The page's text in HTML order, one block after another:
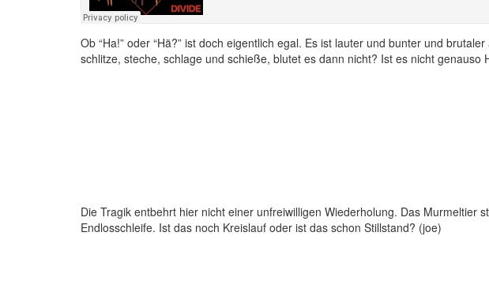
Ob “Ha!” oder “Hä?” ist doch eigentlich egal. Es ist lauter und bunter und
schlitze, steche, schlage und schieße, blutet es dann nicht? Ist es nicht
Die Tragik entbehrt hier nicht einer unfreiwilligen Wiederholung. Das
Endlosschleife. Ist das noch Kreislauf oder ist das schon Stillstand? (joe)